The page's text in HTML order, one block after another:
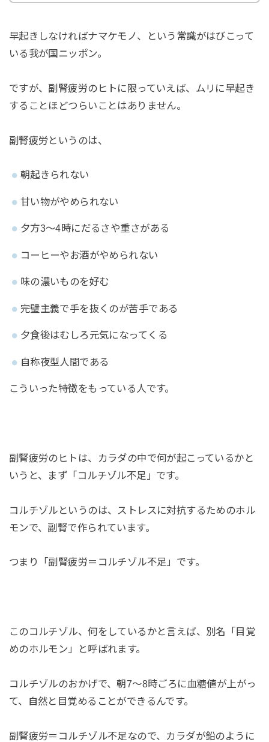
早起きしなければナマケモノ、という常識がはびこって
いる我が国ニッポン。
ですが、副腎疲労のヒトに限っていえば、ムリに早起き
することほどつらいことはありません。
副腎疲労というのは、
朝起きられない
甘い物がやめられない
夕方3〜4時にだるさや重さがある
コーヒーやお酒がやめられない
味の濃いものを好む
完璧主義で手を抜くのが苦手である
夕食後はむしろ元気になってくる
自称夜型人間である
こういった特徴をもっている人です。
副腎疲労のヒトは、カラダの中で何が起こっているかと
いうと、まず「コルチゾル不足」です。
コルチゾルというのは、ストレスに対抗するためのホル
モンで、副腎で作られています。
つまり「副腎疲労＝コルチゾル不足」です。
このコルチゾル、何をしているかと言えば、別名「目覚
めのホルモン」と呼ばれます。
コルチゾルのおかげで、朝7〜8時ごろに血糖値が上がっ
て、自然と目覚めることができるんです。
副腎疲労＝コルチゾル不足なので、カラダが鉛のように